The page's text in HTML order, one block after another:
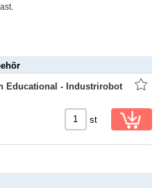
Educational - Industrirobot
st